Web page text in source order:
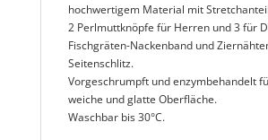
hochwertigem Material mit
2 Perlmuttknöpfe für Herren und 3 für
Fischgräten-Nackenband und
Seitenschlitz.
Vorgeschrumpft und enzymbehandelt
weiche und glatte Oberfläche.
Waschbar bis 30°C.